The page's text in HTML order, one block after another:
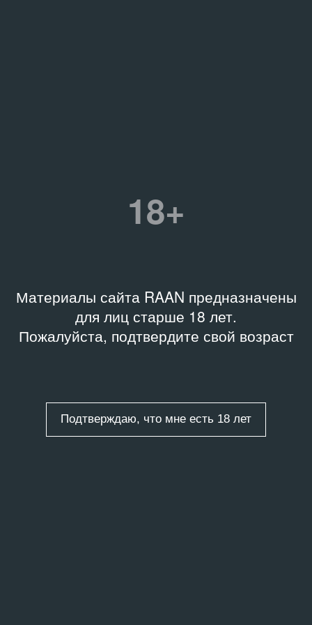
18+
Материалы сайта RAAN предназначены
для лиц старше 18 лет.
Пожалуйста, подтвердите свой возраст
Подтверждаю, что мне есть 18 лет